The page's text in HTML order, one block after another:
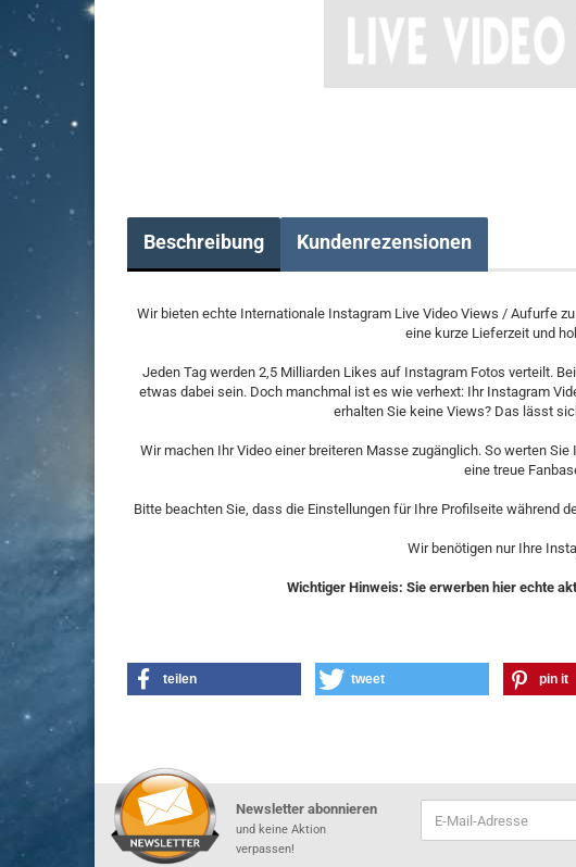
Beschreibung Kundenrezensionen
Wir bieten echte Internationale Instagram Live Video Views / Aufurfe
eine kurze Lieferzeit und
Jeden Tag werden 2,5 Milliarden Likes auf Instagram Fotos verteilt.
etwas dabei sein. Doch manchmal ist es wie verhext: Ihr Instagram
erhalten Sie keine Views? Das lässt
Wir machen Ihr Video einer breiteren Masse zugänglich. So werten
eine treue
Bitte beachten Sie, dass die Einstellungen für Ihre Profilseite während
Wir benötigen nur Ihre
Wichtiger Hinweis: Sie erwerben hier echte
teilen tweet pin it
Newsletter abonnieren
und keine Aktion
verpassen!